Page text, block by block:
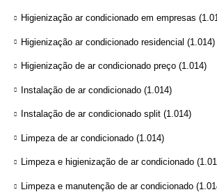
Higienização ar condicionado em empresas
Higienização ar condicionado residencial (1.014)
Higienização de ar condicionado preço (1.014)
Instalação de ar condicionado (1.014)
Instalação de ar condicionado split (1.014)
Limpeza de ar condicionado (1.014)
Limpeza e higienização de ar condicionado
Limpeza e manutenção de ar condicionado